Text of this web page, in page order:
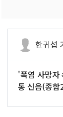
한귀섭
'폭염 사망
통 신음(종합